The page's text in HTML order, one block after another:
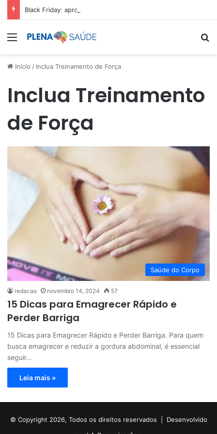
Black Friday: aproveite antes que acabe
Menu
Início / Inclua Treinamento de Força
Inclua Treinamento
de Força
Saúde do Corpo
redacao novembro 14, 2024 57
15 Dicas para Emagrecer Rápido e
Perder Barriga
15 Dicas para Emagrecer Rápido e Perder Barriga. Para quem
busca emagrecer e reduzir a gordura abdominal, é essencial
seguir…
Leia mais »
© Copyright 2026, Todos os direitos reservados | Desenvolvido